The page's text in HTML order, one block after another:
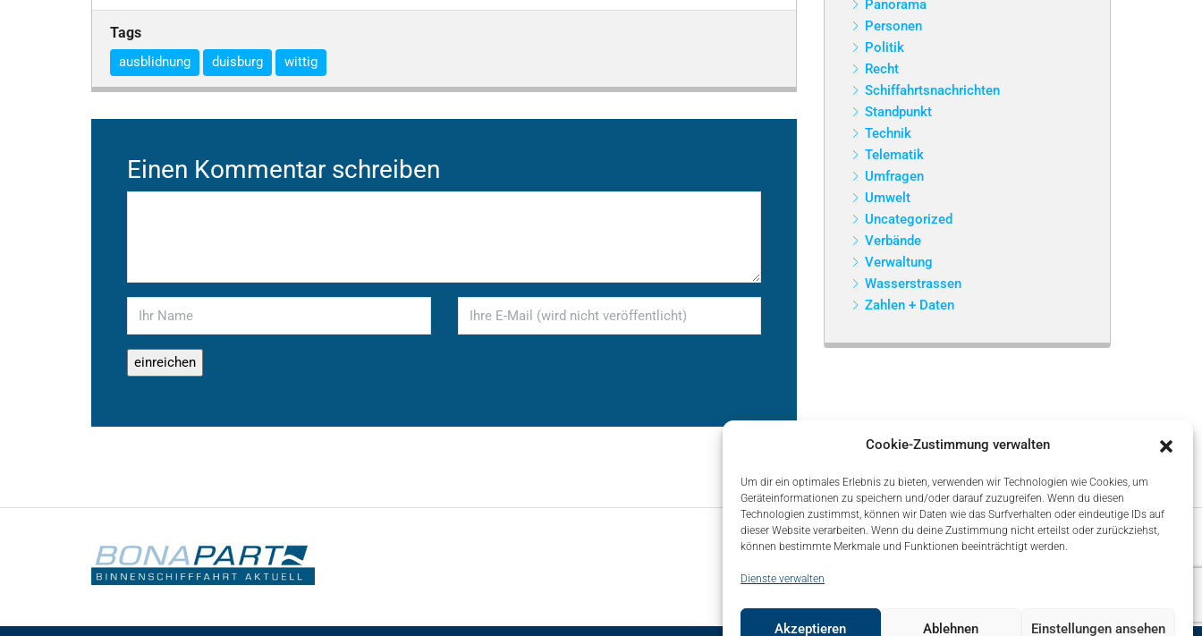
Cookie-Zustimmung verwalten
Um dir ein optimales Erlebnis zu bieten, verwenden wir Technologien wie Cookies, um
Geräteinformationen zu speichern und/oder darauf zuzugreifen. Wenn du diesen
Technologien zustimmst, können wir Daten wie das Surfverhalten oder eindeutige IDs auf
dieser Website verarbeiten. Wenn du deine Zustimmung nicht erteilst oder zurückziehst,
können bestimmte Merkmale und Funktionen beeinträchtigt werden.
Dienste verwalten
Akzeptieren Ablehnen Einstellungen ansehen
Tags
ausblidnung duisburg wittig
Einen Kommentar schreiben
Panorama
Personen
Politik
Recht
Schiffahrtsnachrichten
Standpunkt
Technik
Telematik
Umfragen
Umwelt
Uncategorized
Verbände
Verwaltung
Wasserstrassen
Zahlen + Daten